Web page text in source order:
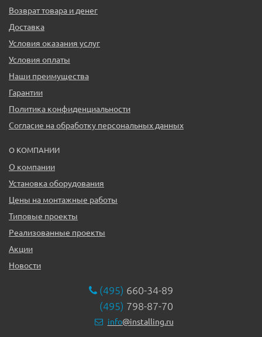
Возврат товара и денег
Доставка
Условия оказания услуг
Условия оплаты
Наши преимущества
Гарантии
Политика конфиденциальности
Согласие на обработку персональных данных
О КОМПАНИИ
О компании
Установка оборудования
Цены на монтажные работы
Типовые проекты
Реализованные проекты
Акции
Новости
(495) 660-34-89
(495) 798-87-70
info@installing.ru